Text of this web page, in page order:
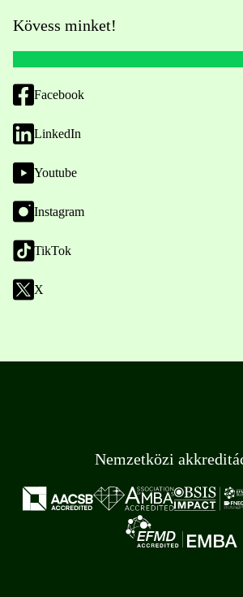
Kövess minket!
Facebook
LinkedIn
Youtube
Instagram
TikTok
X
Nemzetközi